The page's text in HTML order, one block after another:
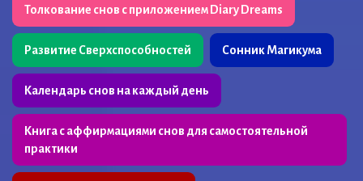
Толкование снов с приложением Diary Dreams
Развитие Сверхспособностей Сонник Магикума
Календарь снов на каждый день
Книга с аффирмациями снов для самостоятельной
практики